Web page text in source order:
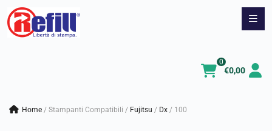
Vai
€0,00
0
Home / Stampanti Compatibili / fujitsu / dx / 100